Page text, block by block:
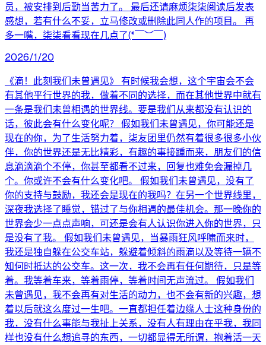
员，被安排到后勤当苦力了。 最后还请麻烦柒柒阅读后发表
感想，若有什么不妥，立马修改或删除此同人作的项目。 再
多一嘴，柒柒看看现在几点了(*￣︶￣)
2026/1/20
《滴！此刻我们未曾遇见》 有时候我会想，这个宇宙会不会
有其他平行世界的我，做着不同的选择，而在其他世界中就有
一条是我们未曾相遇的世界线。要是我们从来都没有认识的
话，彼此会有什么变化呢？ 假如我们未曾遇见，你可能还是
现在的你，为了生活努力着，柒友团里仍然有着很多很多小伙
伴，你的世界还是无比精彩，有趣的事接踵而来，朋友们的信
息滴滴滴个不停，你甚至都看不过来，回复也难免会漏掉几
个。你或许不会有什么变化吧。 假如我们未曾遇见，没有了
你的支持与鼓励，我还会是现在的我吗？在另一个世界线里，
深夜我选择了睡觉，错过了与你相遇的最佳机会。那一晚你的
世界会少一点点声响，可还是会有人认识你进入你的世界，只
是没有了我。 假如我们未曾遇见，当暴雨狂风呼啸而来时，
我还是独自躲在公交车站，躲避着倾斜的雨滴以及等待一辆不
知何时抵达的公交车。这一次，我不会再有任何期待，只是等
着。我等着车来，等着雨停，等着时间无声流过。 假如我们
未曾遇见，我不会再有对生活的动力，也不会有新的兴趣，想
着以后就这么度过一生吧。一直都担任着边缘人士这种身份的
我，没有什么事能与我扯上关系，没有人有理由在乎我，我同
样也没有什么想追寻的东西，一切都显得无所谓，抱着活一天